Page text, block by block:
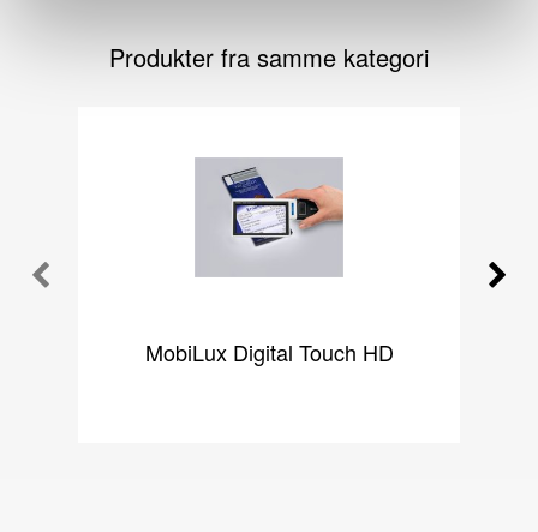
Produkter fra samme kategori
MobiLux Digital Touch HD